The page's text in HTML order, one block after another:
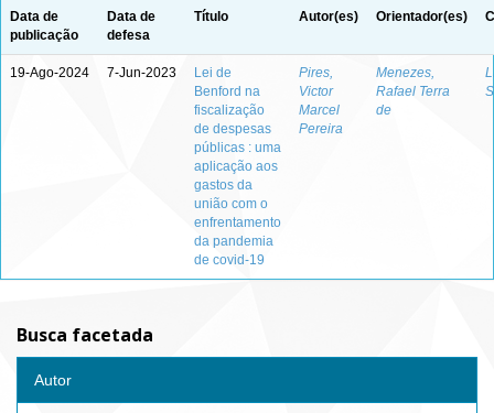
Data de
publicação
Data de
defesa
Título Autor(es) Orientador(es)
19-Ago-2024 7-Jun-2023
Lei de
Benford na
fiscalização
de despesas
públicas : uma
aplicação aos
gastos da
união com o
enfrentamento
da pandemia
de covid-19
Pires,
Victor
Marcel
Pereira
Menezes,
Rafael Terra
de
Busca facetada
Autor